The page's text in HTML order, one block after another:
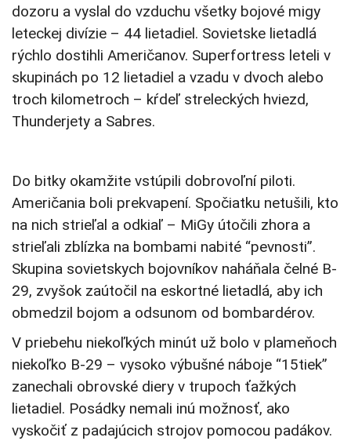
dozoru a vyslal do vzduchu všetky bojové migy
leteckej divízie – 44 lietadiel. Sovietske lietadlá
rýchlo dostihli Američanov. Superfortress leteli v
skupinách po 12 lietadiel a vzadu v dvoch alebo
troch kilometroch – kŕdeľ streleckých hviezd,
Thunderjety a Sabres.
Do bitky okamžite vstúpili dobrovoľní piloti.
Američania boli prekvapení. Spočiatku netušili, kto
na nich strieľal a odkiaľ – MiGy útočili zhora a
strieľali zblízka na bombami nabité “pevnosti”.
Skupina sovietskych bojovníkov naháňala čelné B-
29, zvyšok zaútočil na eskortné lietadlá, aby ich
obmedzil bojom a odsunom od bombardérov.
V priebehu niekoľkých minút už bolo v plameňoch
niekoľko B-29 – vysoko výbušné náboje “15tiek”
zanechali obrovské diery v trupoch ťažkých
lietadiel. Posádky nemali inú možnosť, ako
vyskočiť z padajúcich strojov pomocou padákov.